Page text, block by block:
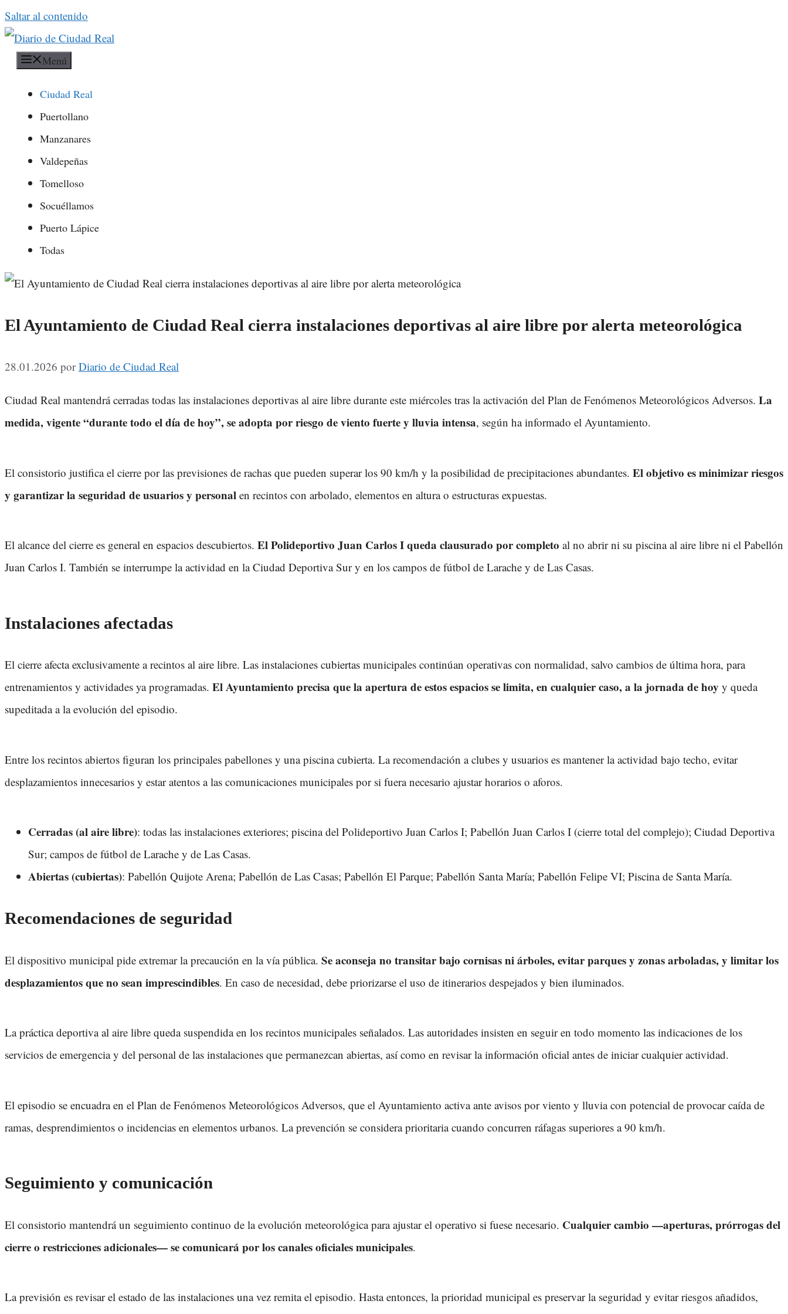
Saltar al contenido
Menú
Ciudad Real
Puertollano
Manzanares
Valdepeñas
Tomelloso
Socuéllamos
Puerto Lápice
Todas
El Ayuntamiento de Ciudad Real cierra instalaciones deportivas al aire libre por alerta meteorológica
28.01.2026 porDiario de Ciudad Real
Ciudad Real mantendrá cerradas todas las instalaciones deportivas al aire libre durante este miércoles tras la activación del Plan de Fenómenos Meteorológicos Adversos. La
medida, vigente “durante todo el día de hoy”, se adopta por riesgo de viento fuerte y lluvia intensa, según ha informado el Ayuntamiento.
El consistorio justifica el cierre por las previsiones de rachas que pueden superar los 90 km/h y la posibilidad de precipitaciones abundantes. El objetivo es minimizar riesgos
y garantizar la seguridad de usuarios y personal en recintos con arbolado, elementos en altura o estructuras expuestas.
El alcance del cierre es general en espacios descubiertos. El Polideportivo Juan Carlos I queda clausurado por completo al no abrir ni su piscina al aire libre ni el Pabellón
Juan Carlos I. También se interrumpe la actividad en la Ciudad Deportiva Sur y en los campos de fútbol de Larache y de Las Casas.
Instalaciones afectadas
El cierre afecta exclusivamente a recintos al aire libre. Las instalaciones cubiertas municipales continúan operativas con normalidad, salvo cambios de última hora, para
entrenamientos y actividades ya programadas. El Ayuntamiento precisa que la apertura de estos espacios se limita, en cualquier caso, a la jornada de hoy y queda
supeditada a la evolución del episodio.
Entre los recintos abiertos figuran los principales pabellones y una piscina cubierta. La recomendación a clubes y usuarios es mantener la actividad bajo techo, evitar
desplazamientos innecesarios y estar atentos a las comunicaciones municipales por si fuera necesario ajustar horarios o aforos.
Cerradas (al aire libre): todas las instalaciones exteriores; piscina del Polideportivo Juan Carlos I; Pabellón Juan Carlos I (cierre total del complejo); Ciudad Deportiva
Sur; campos de fútbol de Larache y de Las Casas.
Abiertas (cubiertas): Pabellón Quijote Arena; Pabellón de Las Casas; Pabellón El Parque; Pabellón Santa María; Pabellón Felipe VI; Piscina de Santa María.
Recomendaciones de seguridad
El dispositivo municipal pide extremar la precaución en la vía pública. Se aconseja no transitar bajo cornisas ni árboles, evitar parques y zonas arboladas, y limitar los
desplazamientos que no sean imprescindibles. En caso de necesidad, debe priorizarse el uso de itinerarios despejados y bien iluminados.
La práctica deportiva al aire libre queda suspendida en los recintos municipales señalados. Las autoridades insisten en seguir en todo momento las indicaciones de los
servicios de emergencia y del personal de las instalaciones que permanezcan abiertas, así como en revisar la información oficial antes de iniciar cualquier actividad.
El episodio se encuadra en el Plan de Fenómenos Meteorológicos Adversos, que el Ayuntamiento activa ante avisos por viento y lluvia con potencial de provocar caída de
ramas, desprendimientos o incidencias en elementos urbanos. La prevención se considera prioritaria cuando concurren ráfagas superiores a 90 km/h.
Seguimiento y comunicación
El consistorio mantendrá un seguimiento continuo de la evolución meteorológica para ajustar el operativo si fuese necesario. Cualquier cambio —aperturas, prórrogas del
cierre o restricciones adicionales— se comunicará por los canales oficiales municipales.
La previsión es revisar el estado de las instalaciones una vez remita el episodio. Hasta entonces, la prioridad municipal es preservar la seguridad y evitar riesgos añadidos,